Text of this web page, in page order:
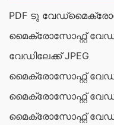
PDF ടു വേഡ്
മൈക്രോസോഫ്റ്റ്
വേഡിലേക്ക് JPEG
മൈക്രോസോഫ്റ്റ്
മൈക്രോസോഫ്റ്റ്
മൈക്രോസോഫ്റ്റ്